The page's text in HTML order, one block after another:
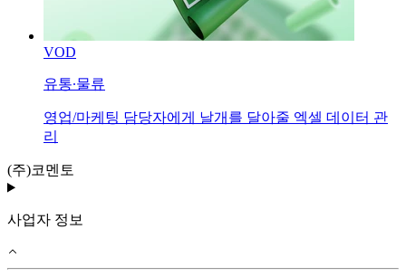
VOD
유통∙물류
영업/마케팅 담당자에게 날개를 달아줄 엑셀 데이터 관
리
(주)코멘토
사업자 정보